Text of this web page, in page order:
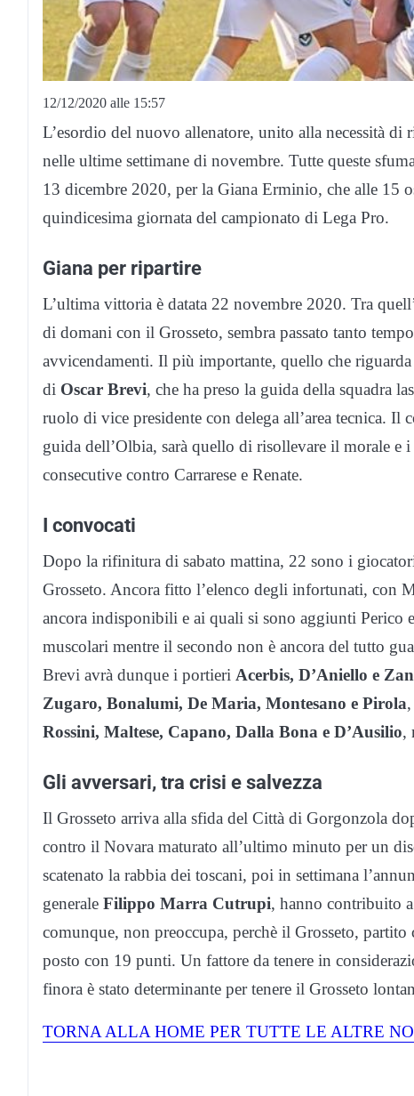
12/12/2020 alle 15:57
L’esordio del nuovo allenatore, unito alla necessità
nelle ultime settimane di novembre. Tutte queste
13 dicembre 2020, per la Giana Erminio, che alle 15
quindicesima giornata del campionato di Lega Pro.
Giana per ripartire
L’ultima vittoria è datata 22 novembre 2020. Tra
di domani con il Grosseto, sembra passato tanto
avvicendamenti. Il più importante, quello che
di Oscar Brevi, che ha preso la guida della squadra
ruolo di vice presidente con delega all’area tecnica. Il
guida dell’Olbia, sarà quello di risollevare il morale e
consecutive contro Carrarese e Renate.
I convocati
Dopo la rifinitura di sabato mattina, 22 sono i
Grosseto. Ancora fitto l’elenco degli infortunati, con
ancora indisponibili e ai quali si sono aggiunti
muscolari mentre il secondo non è ancora del tutto
Brevi avrà dunque i portieri Acerbis, D’Aniello e
Zugaro, Bonalumi, De Maria, Montesano e Pirola
Rossini, Maltese, Capano, Dalla Bona e D’Ausilio,
Gli avversari, tra crisi e salvezza
Il Grosseto arriva alla sfida del Città di Gorgonzola
contro il Novara maturato all’ultimo minuto per un
scatenato la rabbia dei toscani, poi in settimana
generale Filippo Marra Cutrupi, hanno contribuito
comunque, non preoccupa, perchè il Grosseto,
posto con 19 punti. Un fattore da tenere in
finora è stato determinante per tenere il Grosseto
TORNA ALLA HOME PER TUTTE LE ALTRE